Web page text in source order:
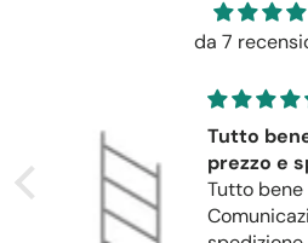
da 7
Tutto
prezzo e
Tutto bene